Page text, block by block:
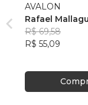
AVALON
Rafael
R$ 69,58
R$ 55,09